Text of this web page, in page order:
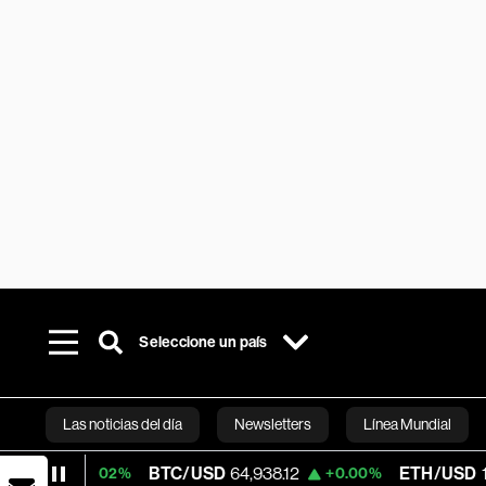
Seleccione un país
Las noticias del día Newsletters Línea Mundial
Bloomberg
BTC/USD 64,938.12 +0.00% ETH/USD 1,913.478